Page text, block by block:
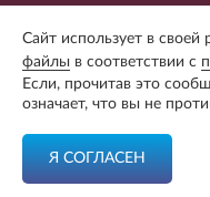
E-mail: uralcci@uralcci.com
Сайт разработан
«Phoenix Creative
Сайт использует в своей
файлы в соответствии с
Если, прочитав это
означает, что вы не
Я СОГЛАСЕН